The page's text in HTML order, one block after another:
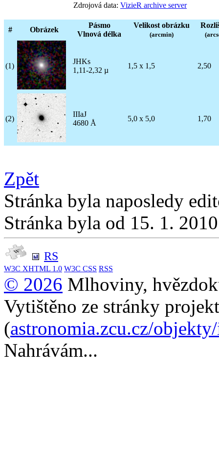
Zdrojová data: VizieR archive server
# Obrázek
Pásmo
Vlnová délka
Velikost obrázku
(arcmin)
(1)
JHKs
1,11-2,32 µ
1,5 x 1,5 2,50
(2)
IIIaJ
4680 Å
5,0 x 5,0 1,70
Zpět
Stránka byla naposledy
Stránka byla od 15. 1.
RS
W3C XHTML 1.0 W3C CSS RSS
© 2026 Mlhoviny,
Vytištěno ze stránky
(astronomia.zcu.cz/
Nahrávám...